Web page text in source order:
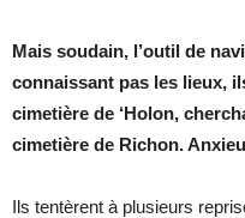
Mais soudain, l’outil de
connaissant pas les lieux,
cimetière de ‘Holon,
cimetière de Richon.
Ils tentèrent à plusieurs